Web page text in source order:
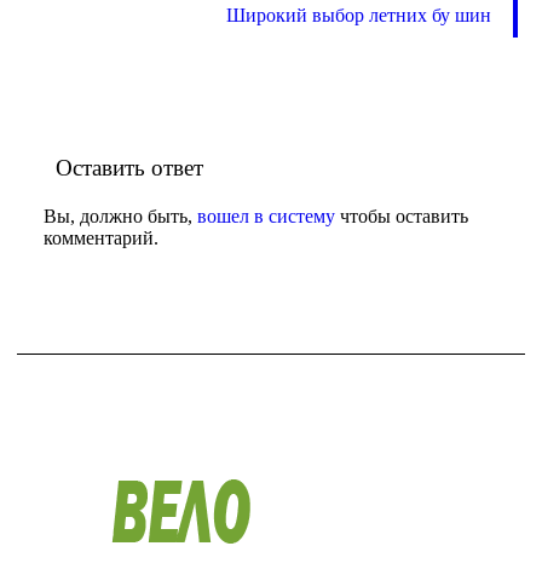
Широкий выбор летних бу шин
Оставить ответ
Вы, должно быть,вошел в систему чтобы оставить
комментарий.